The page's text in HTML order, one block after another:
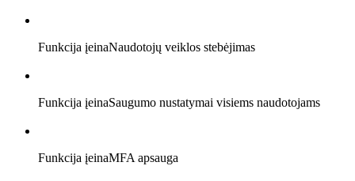
Funkcija įeinaNaudotojų veiklos stebėjimas
Funkcija įeinaSaugumo nustatymai visiems naudotojams
Funkcija įeinaMFA apsauga